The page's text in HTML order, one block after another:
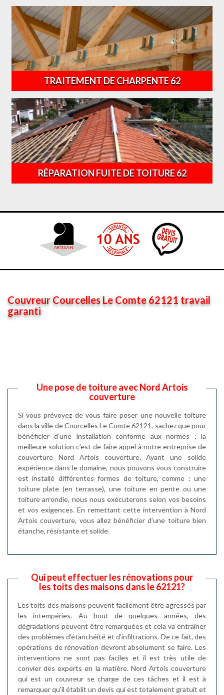
TRAITEMENT DE CHARPENTE 62
RÉPARATION FUITE DE TOITURE 62
Couvreur Courcelles Le Comte 62121 travail
garanti
Une pose de toiture avec Nord Artois
couverture
Si vous prévoyez de vous faire poser une nouvelle toiture
dans la ville de Courcelles Le Comte 62121, sachez que pour
bénéficier d’une installation conforme aux normes ; la
meilleure solution c’est de faire appel à notre entreprise de
couverture Nord Artois couverture. Ayant une solide
expérience dans le domaine, nous pouvons vous construire
est installé différentes formes de toiture, comme : une
toiture plate (en terrasse), une toiture en pente ou une
toiture arrondie, nous nous exécuterons selon vos besoins
et vos exigences. En remettant cette intervention à Nord
Artois couverture, vous allez bénéficier d’une toiture bien
étanche, résistante et solide.
Qui peut effectuer les rénovations pour
les toits des maisons dans le 62121?
Les toits des maisons peuvent facilement être agressés par
les intempéries. Au bout de quelques années, des
dégradations peuvent être remarquées et cela va entraîner
des problèmes d'étanchéité et d'infiltrations. De ce fait, des
opérations de rénovation devront absolument se faire. Les
interventions ne sont pas faciles et il est très utile de
convier des experts en la matière. Nord Artois couverture
qui est un couvreur se charge de ces tâches et il est à
remarquer qu'il établit un devis qui est totalement gratuit et